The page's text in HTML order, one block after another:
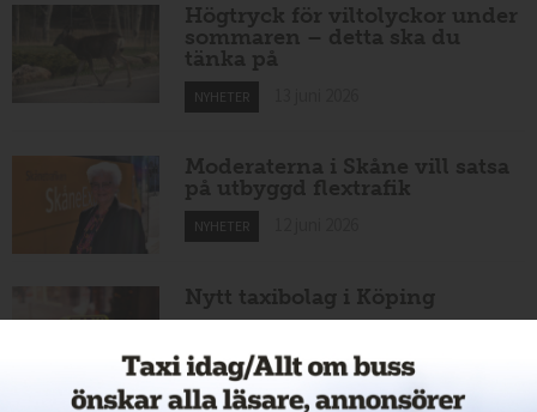
Högtryck för viltolyckor under
sommaren – detta ska du
tänka på
NYHETER
Moderaterna i Skåne vill satsa
på utbyggd flextrafik
NYHETER
Nytt taxibolag i Köping